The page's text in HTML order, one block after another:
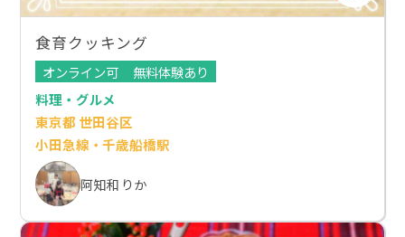
食育クッキング
オンライン可
無料体験あり
料理・グルメ
東京都 世田谷区
小田急線・千歳船橋駅
阿知和 りか